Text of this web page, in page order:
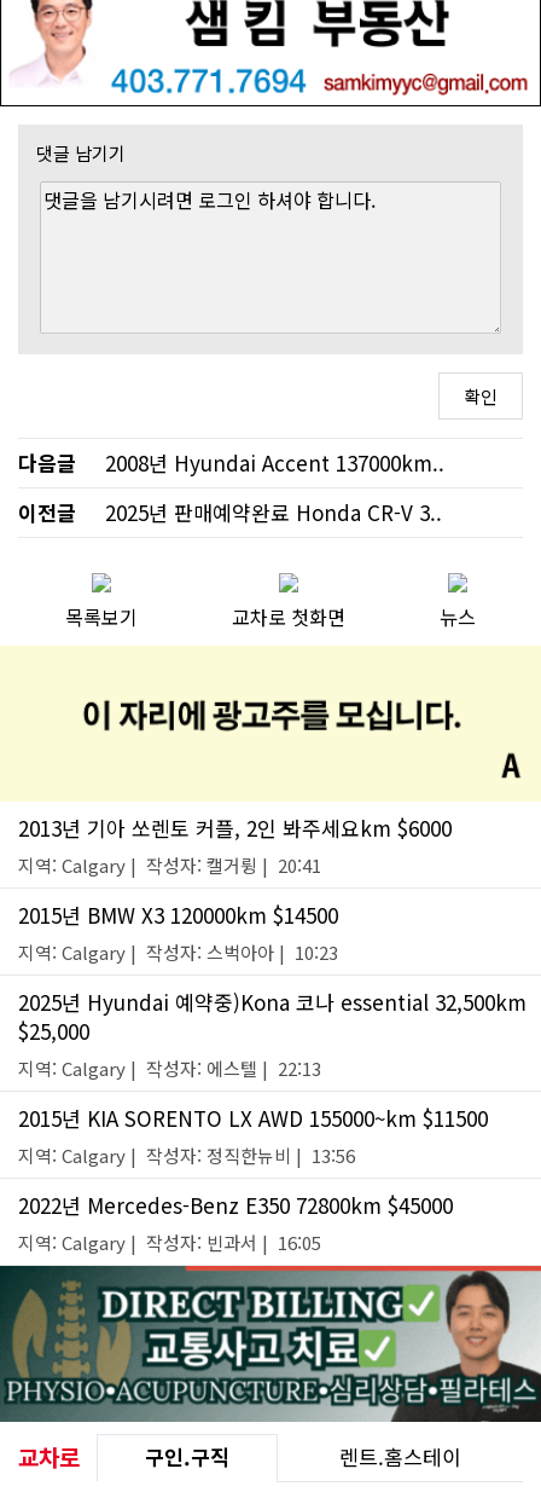
댓글 남기기
다음글
2008년 Hyundai Accent 137000km..
이전글
2025년 판매예약완료 Honda CR-V 3..
목록보기 교차로 첫화면 뉴스
2013년 기아 쏘렌토 커플, 2인 봐주세요km $6000
지역: Calgary | 작성자: 캘거륑 | 20:41
2015년 BMW X3 120000km $14500
지역: Calgary | 작성자: 스벅아아 | 10:23
2025년 Hyundai 예약중)Kona 코나 essential 32,500km
$25,000
지역: Calgary | 작성자: 에스텔 | 22:13
2015년 KIA SORENTO LX AWD 155000~km $11500
지역: Calgary | 작성자: 정직한뉴비 | 13:56
2022년 Mercedes-Benz E350 72800km $45000
지역: Calgary | 작성자: 빈과서 | 16:05
교차로 구인.구직 렌트.홈스테이